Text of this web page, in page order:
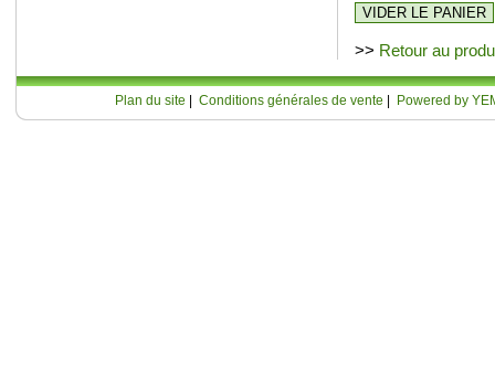
>> Retour au
Plan du site | Conditions générales de vente | Powered by